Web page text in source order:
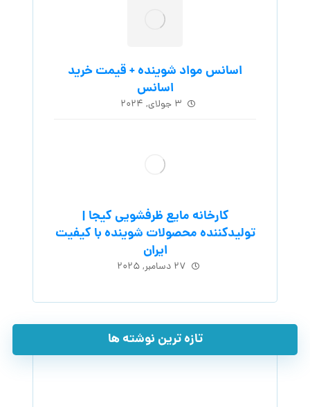
اسانس مواد شوینده + قیمت خرید
اسانس
۳ جولای, ۲۰۲۴
کارخانه مایع ظرفشویی کیجا |
تولیدکننده محصولات شوینده با کیفیت
ایران
۲۷ دسامبر, ۲۰۲۵
تازه ترین نوشته ها